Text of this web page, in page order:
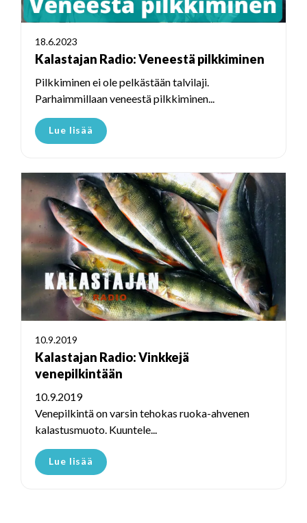
18.6.2023
Kalastajan Radio: Veneestä pilkkiminen
Pilkkiminen ei ole pelkästään talvilaji.
Parhaimmillaan veneestä pilkkiminen...
Lue lisää
10.9.2019
Kalastajan Radio: Vinkkejä
venepilkintään
10.9.2019
Venepilkintä on varsin tehokas ruoka-ahvenen
kalastusmuoto. Kuuntele...
Lue lisää